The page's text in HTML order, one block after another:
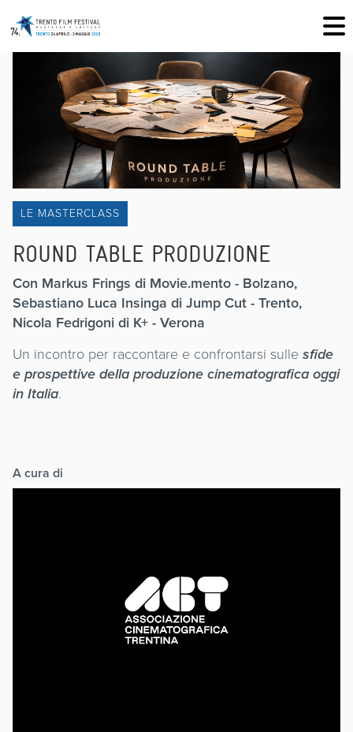
LE MASTERCLASS
ROUND TABLE PRODUZIONE
Con Markus Frings di Movie.mento - Bolzano,
Sebastiano Luca Insinga di Jump Cut - Trento,
Nicola Fedrigoni di K+ - Verona
Un incontro per raccontare e confrontarsi sullesfide
e prospettive della produzione cinematografica oggi
in Italia.
A cura di